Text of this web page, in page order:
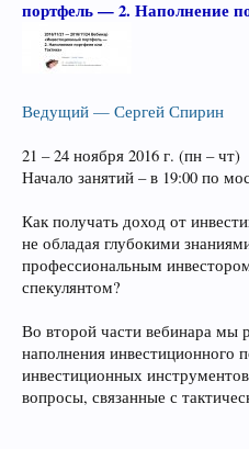
портфель — 2. Наполнение
Ведущий — Сергей Спирин
21 – 24 ноября 2016 г. (пн – чт)
Начало занятий – в 19:00 по
Как получать доход от
не обладая глубокими
профессиональным
спекулянтом?
Во второй части вебинара мы
наполнения
инвестиционных
вопросы, связанные с